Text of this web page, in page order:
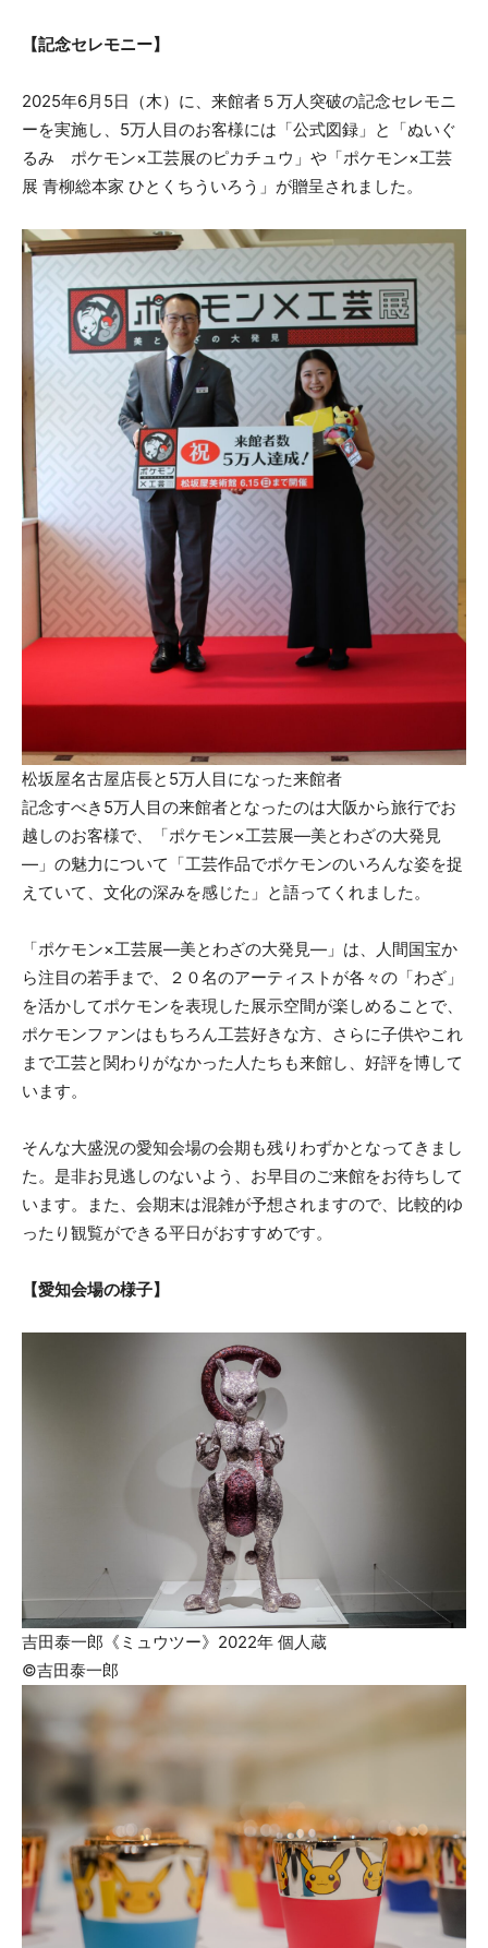
【記念セレモニー】
2025年6月5日（木）に、来館者５万人突破の記念セレモニ
ーを実施し、5万人目のお客様には「公式図録」と「ぬいぐ
るみ ポケモン×工芸展のピカチュウ」や「ポケモン×工芸
展 青柳総本家 ひとくちういろう」が贈呈されました。
松坂屋名古屋店長と5万人目になった来館者
記念すべき5万人目の来館者となったのは大阪から旅行でお
越しのお客様で、「ポケモン×工芸展―美とわざの大発見
―」の魅力について「工芸作品でポケモンのいろんな姿を捉
えていて、文化の深みを感じた」と語ってくれました。
「ポケモン×工芸展―美とわざの大発見―」は、人間国宝か
ら注目の若手まで、２０名のアーティストが各々の「わざ」
を活かしてポケモンを表現した展示空間が楽しめることで、
ポケモンファンはもちろん工芸好きな方、さらに子供やこれ
まで工芸と関わりがなかった人たちも来館し、好評を博して
います。
そんな大盛況の愛知会場の会期も残りわずかとなってきまし
た。是非お見逃しのないよう、お早目のご来館をお待ちして
います。また、会期末は混雑が予想されますので、比較的ゆ
ったり観覧ができる平日がおすすめです。
【愛知会場の様子】
吉田泰一郎《ミュウツー》2022年 個人蔵
©吉田泰一郎